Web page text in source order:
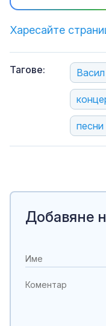
Харесайте
Тагове:
песни
Добавяне